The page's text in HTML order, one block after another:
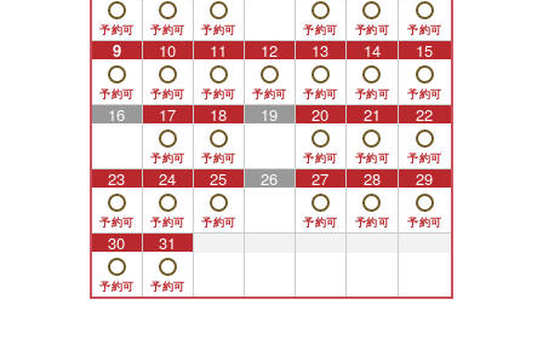
9 10 11 12 13 14 15
16 17 18 19 20 21 22
23 24 25 26 27 28 29
30 31